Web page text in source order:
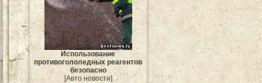
Использование
противогололедных реагентов
безопасно
[Авто новости]